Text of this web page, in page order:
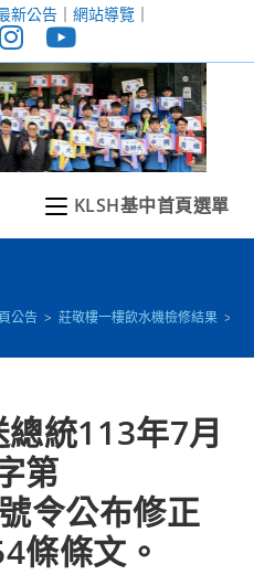
新公告｜ 網站導覽｜
KLSH基中首頁選單
公告 > 莊敬樓一樓飲水機檢修結果 >
統113年7月
第
令公布修正
條條文。